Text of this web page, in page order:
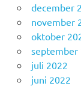
december
november
oktober
september
juli 2022
juni 2022